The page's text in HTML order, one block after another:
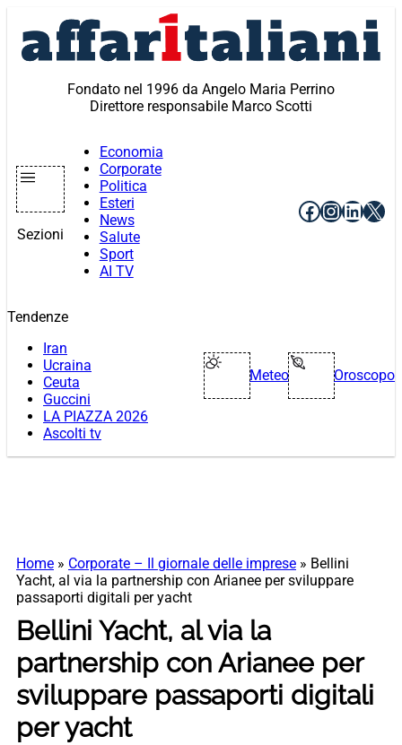
contenuto
Fondato nel 1996 da Angelo Maria Perrino
Direttore responsabile Marco Scotti
Sezioni
Economia
Corporate
Politica
Esteri
News
Salute
Sport
AI TV
Facebook
X
Tendenze
Iran
Ucraina
Ceuta
Guccini
LA PIAZZA 2026
Ascolti tv
Meteo Oroscopo
Home » Corporate – Il giornale delle imprese » Bellini
Yacht, al via la partnership con Arianee per sviluppare
passaporti digitali per yacht
Bellini Yacht, al via la
partnership con Arianee per
sviluppare passaporti digitali
per yacht